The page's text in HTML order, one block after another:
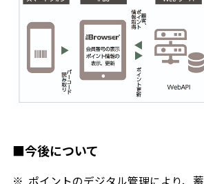
■今後について
ポイントのデジタル管理により、